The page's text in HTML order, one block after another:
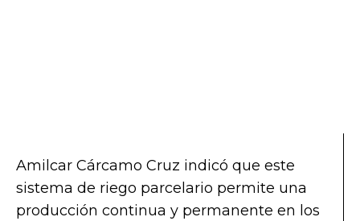
Amilcar Cárcamo Cruz indicó que este
sistema de riego parcelario permite una
producción continua y permanente en los